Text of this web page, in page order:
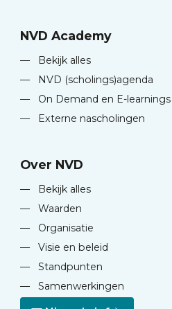
NVD Academy
—
Bekijk alles
—
NVD (scholings)agenda
—
On Demand en E-learnings
—
Externe nascholingen
Over NVD
—
Bekijk alles
—
Waarden
—
Organisatie
—
Visie en beleid
—
Standpunten
—
Samenwerkingen